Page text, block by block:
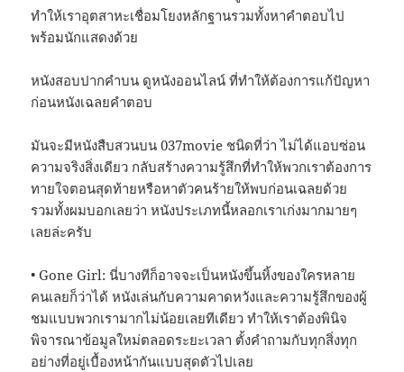
ทำให้เราอุตสาหะเชื่อมโยงหลักฐานรวมทั้งหาคำตอบไป
พร้อมนักแสดงด้วย
หนังสอบปากคำบน ดูหนังออนไลน์ ที่ทำให้ต้องการแก้ปัญหา
ก่อนหนังเฉลยคำตอบ
มันจะมีหนังสืบสวนบน 037movie ชนิดที่ว่า ไม่ได้แอบซ่อน
ความจริงสิ่งเดียว กลับสร้างความรู้สึกที่ทำให้พวกเราต้องการ
ทายใจตอนสุดท้ายหรือหาตัวคนร้ายให้พบก่อนเฉลยด้วย
รวมทั้งผมบอกเลยว่า หนังประเภทนี้หลอกเราเก่งมากมายๆ
เลยล่ะครับ
• Gone Girl: นี่บางทีก็อาจจะเป็นหนังขึ้นหิ้งของใครหลาย
คนเลยก็ว่าได้ หนังเล่นกับความคาดหวังและความรู้สึกของผู้
ชมแบบพวกเรามากไม่น้อยเลยทีเดียว ทำให้เราต้องพินิจ
พิจารณาข้อมูลใหม่ตลอดระยะเวลา ตั้งคำถามกับทุกสิ่งทุก
อย่างที่อยู่เบื้องหน้ากันแบบสุดตัวไปเลย